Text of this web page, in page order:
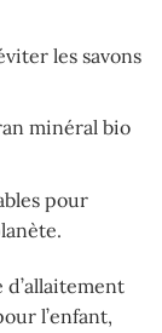
les savons
minéral bio
pour
l’enfant,